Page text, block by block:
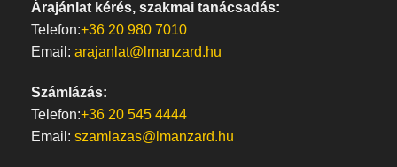
Árajánlat kérés, szakmai tanácsadás:
Telefon:+36 20 980 7010
Email: arajanlat@lmanzard.hu
Számlázás:
Telefon:+36 20 545 4444
Email: szamlazas@lmanzard.hu